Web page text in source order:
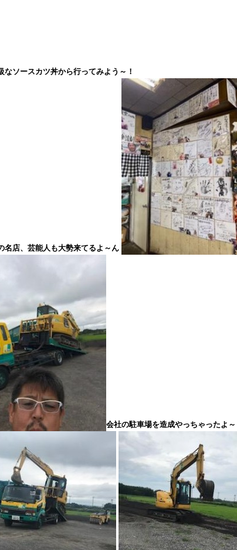
なソースカツ丼から行ってみよう～！
名店、芸能人も大勢来てるよ～ん
会社の駐車場を造成やっちゃったよ～